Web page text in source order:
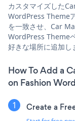
カスタマイズした
WordPress Theme
を一致させ、Car
WordPress Theme
好きな場所に追加し
How To Add a
on Fashion
Create a